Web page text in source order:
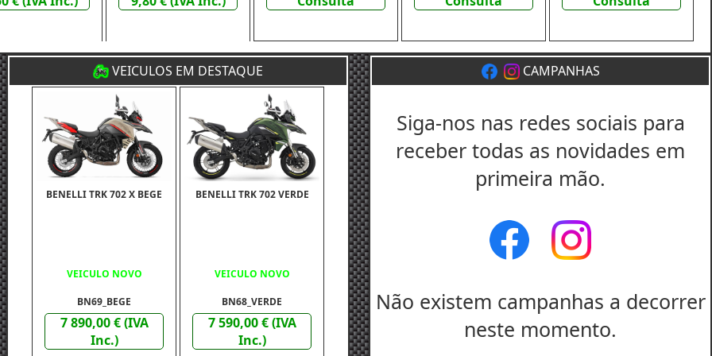
VEICULOS EM DESTAQUE
BENELLI TRK 702 X BEGE
VEICULO NOVO
BN69_BEGE
7 890,00 € (IVA
Inc.)
BENELLI TRK 702 VERDE
VEICULO NOVO
BN68_VERDE
7 590,00 € (IVA
Inc.)
CAMPANHAS
Siga-nos nas redes sociais para
receber todas as novidades em
primeira mão.
Não existem campanhas a decorrer
neste momento.